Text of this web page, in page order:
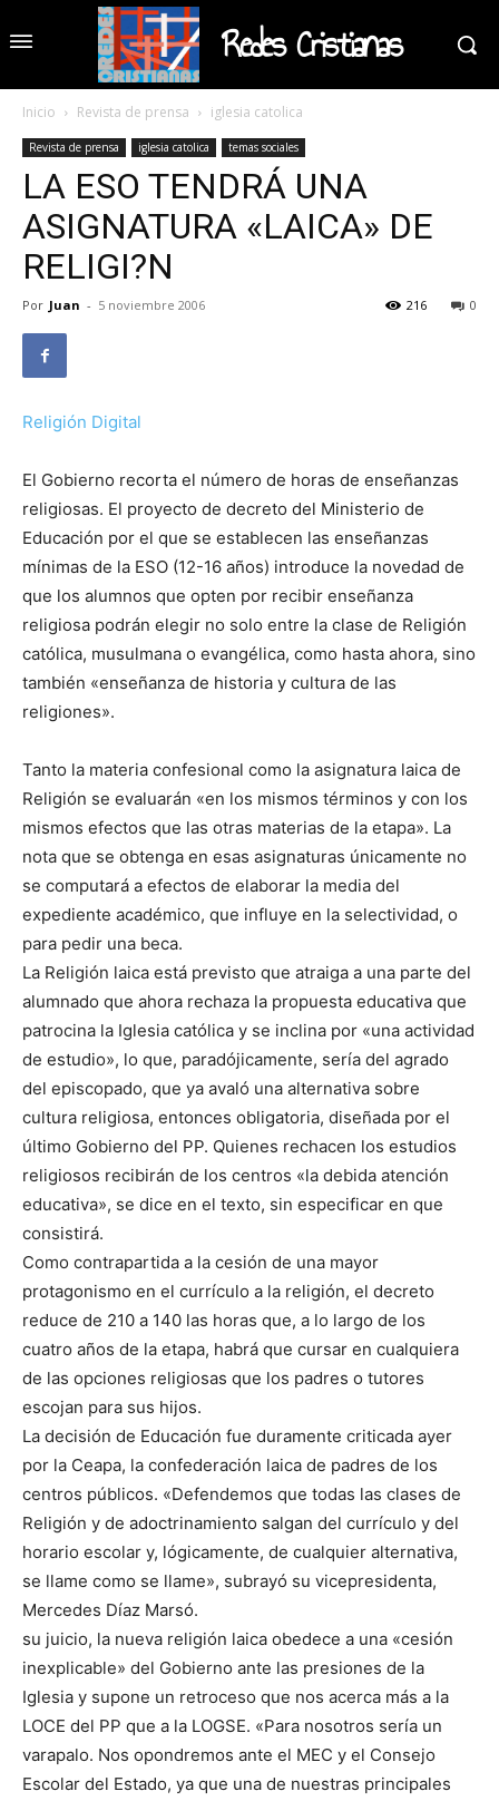
Redes Cristianas
Inicio Revista de prensa iglesia catolica
Revista de prensa iglesia catolica temas sociales
LA ESO TENDRÁ UNA
ASIGNATURA «LAICA» DE
RELIGI?N
Por Juan - 5 noviembre 2006 0
216
Religión Digital
El Gobierno recorta el número de horas de enseñanzas
religiosas. El proyecto de decreto del Ministerio de
Educación por el que se establecen las enseñanzas
mínimas de la ESO (12-16 años) introduce la novedad de
que los alumnos que opten por recibir enseñanza
religiosa podrán elegir no solo entre la clase de Religión
católica, musulmana o evangélica, como hasta ahora, sino
también «enseñanza de historia y cultura de las
religiones».
Tanto la materia confesional como la asignatura laica de
Religión se evaluarán «en los mismos términos y con los
mismos efectos que las otras materias de la etapa». La
nota que se obtenga en esas asignaturas únicamente no
se computará a efectos de elaborar la media del
expediente académico, que influye en la selectividad, o
para pedir una beca.
La Religión laica está previsto que atraiga a una parte del
alumnado que ahora rechaza la propuesta educativa que
patrocina la Iglesia católica y se inclina por «una actividad
de estudio», lo que, paradójicamente, sería del agrado
del episcopado, que ya avaló una alternativa sobre
cultura religiosa, entonces obligatoria, diseñada por el
último Gobierno del PP. Quienes rechacen los estudios
religiosos recibirán de los centros «la debida atención
educativa», se dice en el texto, sin especificar en que
consistirá.
Como contrapartida a la cesión de una mayor
protagonismo en el currículo a la religión, el decreto
reduce de 210 a 140 las horas que, a lo largo de los
cuatro años de la etapa, habrá que cursar en cualquiera
de las opciones religiosas que los padres o tutores
escojan para sus hijos.
La decisión de Educación fue duramente criticada ayer
por la Ceapa, la confederación laica de padres de los
centros públicos. «Defendemos que todas las clases de
Religión y de adoctrinamiento salgan del currículo y del
horario escolar y, lógicamente, de cualquier alternativa,
se llame como se llame», subrayó su vicepresidenta,
Mercedes Díaz Marsó.
su juicio, la nueva religión laica obedece a una «cesión
inexplicable» del Gobierno ante las presiones de la
Iglesia y supone un retroceso que nos acerca más a la
LOCE del PP que a la LOGSE. «Para nosotros sería un
varapalo. Nos opondremos ante el MEC y el Consejo
Escolar del Estado, ya que una de nuestras principales